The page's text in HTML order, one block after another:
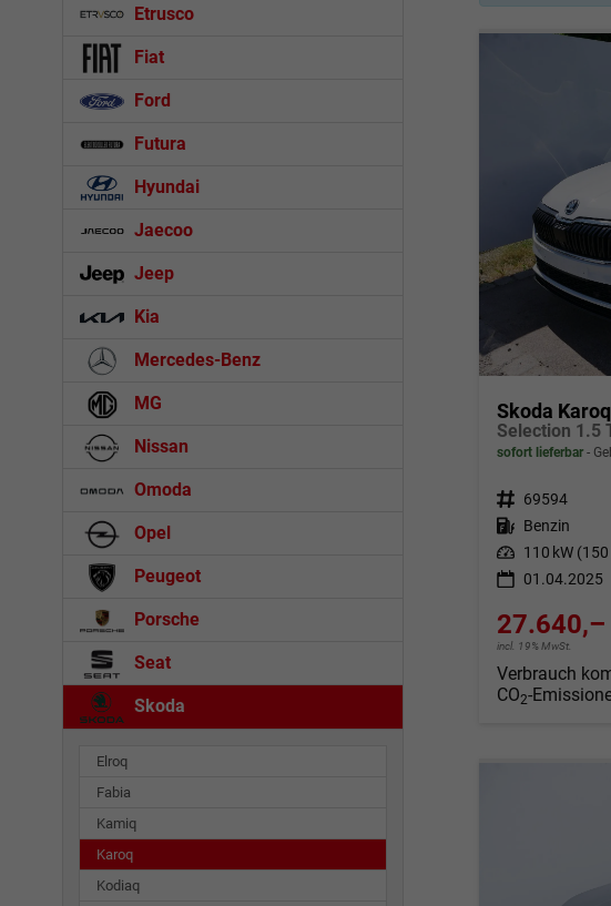
Skoda Karoq
sofort lieferbar
Fahrzeugnr. 69594
Kraftstoff Benzin
Leistung 110 kW (150
01.04.2025
27.640,–
incl. 19% MwSt.
Verbrauch
CO2-
Etrusco
Fiat
Ford
Futura
Hyundai
Jaecoo
Jeep
Kia
Mercedes-Benz
MG
Nissan
Omoda
Opel
Peugeot
Porsche
Seat
Skoda
Elroq
Fabia
Kamiq
Karoq
Kodiaq